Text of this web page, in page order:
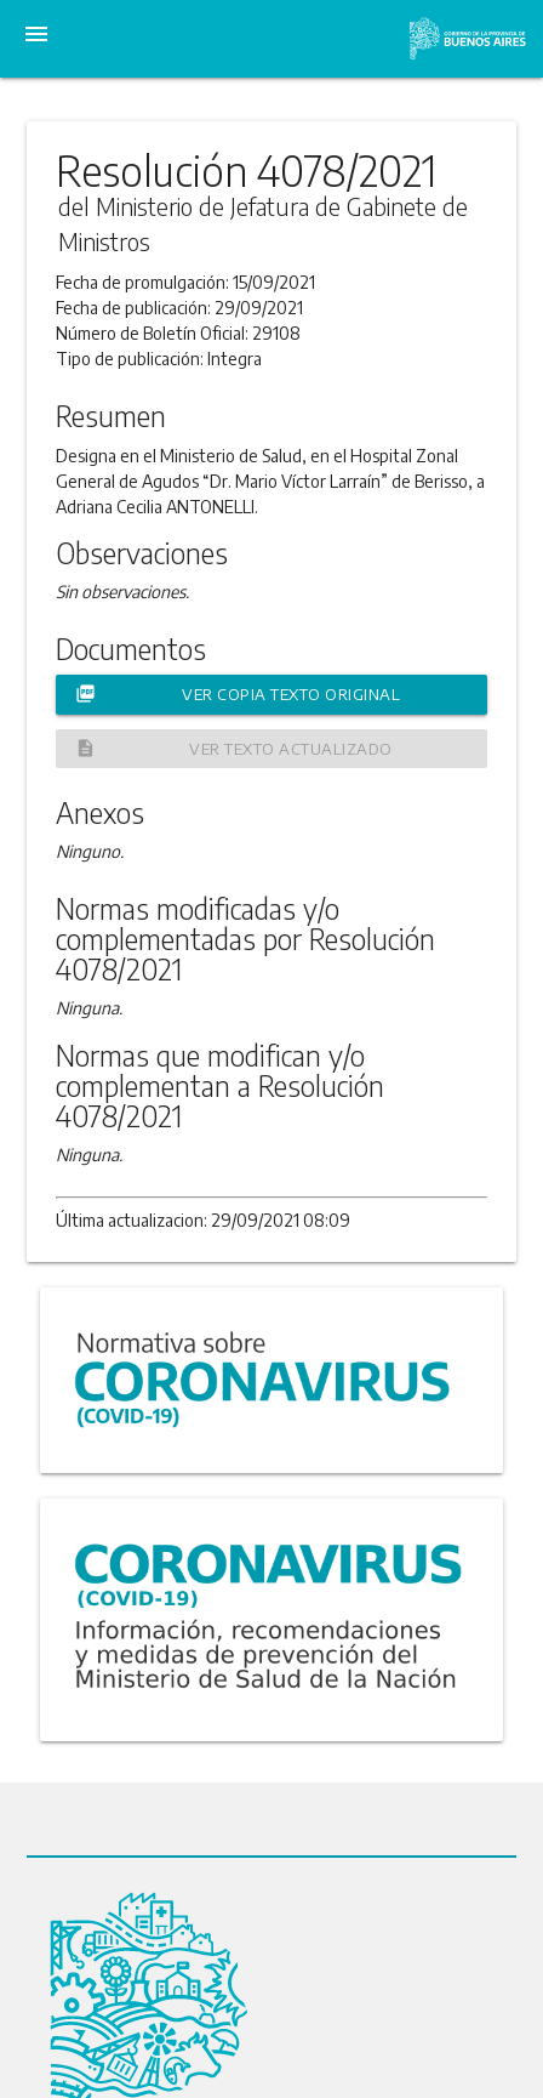
menu
Resolución 4078/2021
del Ministerio de Jefatura de Gabinete de
Ministros
Fecha de promulgación:15/09/2021
Fecha de publicación: 29/09/2021
Número de Boletín Oficial: 29108
Tipo de publicación:Integra
Resumen
Designa en el Ministerio de Salud, en el Hospital Zonal
General de Agudos “Dr. Mario Víctor Larraín” de Berisso, a
Adriana Cecilia ANTONELLI.
Observaciones
Sin observaciones.
Documentos
picture_as_pdf VER COPIA TEXTO ORIGINAL
description VER TEXTO ACTUALIZADO
Anexos
Ninguno.
Normas modificadas y/o
complementadas por Resolución
4078/2021
Ninguna.
Normas que modifican y/o
complementan a Resolución
4078/2021
Ninguna.
Última actualizacion: 29/09/2021 08:09